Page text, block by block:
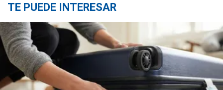
TE PUEDE INTERESAR